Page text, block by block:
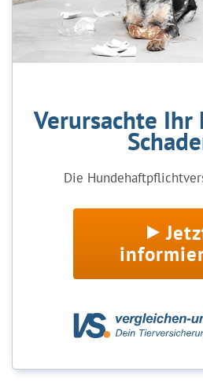
Verursachte Ihr
Die